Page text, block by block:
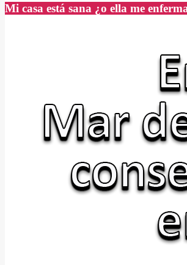
Mi casa está sana ¿o ella me